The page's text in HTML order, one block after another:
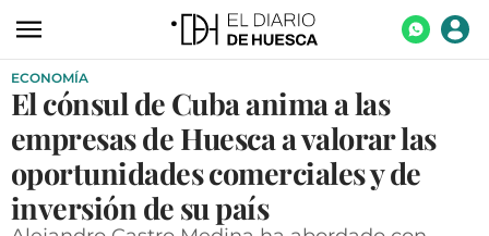
ACTUALIDAD
ECONOMÍA
TECNOLOGÍA
TURISMO
ECONOMÍA
El cónsul de Cuba anima a las
empresas de Huesca a valorar las
oportunidades comerciales y de
inversión de su país